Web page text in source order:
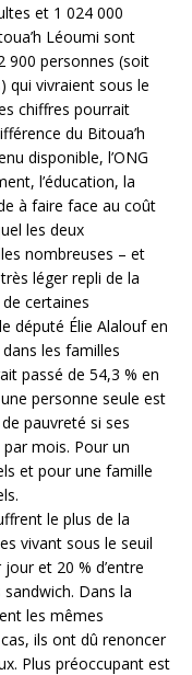
et 1 024 000
Léoumi sont
900 personnes (soit
qui vivraient sous le
chiffres pourrait
du Bitoua’h
disponible, l’ONG
l’éducation, la
à faire face au coût
les deux
nombreuses – et
léger repli de la
certaines
député Élie Alalouf en
les familles
passé de 54,3 % en
personne seule est
pauvreté si ses
mois. Pour un
et pour une famille
le plus de la
vivant sous le seuil
et 20 % d’entre
Dans la
les mêmes
ils ont dû renoncer
Plus préoccupant est